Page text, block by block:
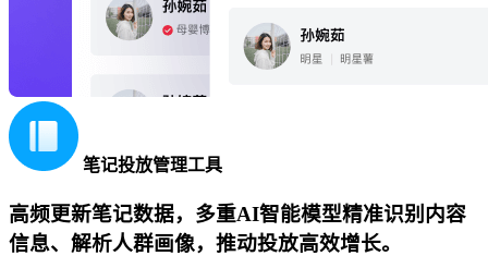
笔记投放管理工具
高频更新笔记数据，多重AI智能模型精准识别内容
信息、解析人群画像，推动投放高效增长。